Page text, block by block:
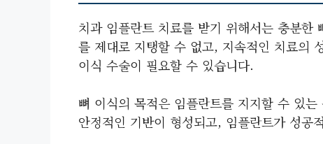
치과 임플란트 치료를 받기 위해서는 충분한
를 제대로 지탱할 수 없고, 지속적인 치료의
이식 수술이 필요할 수 있습니다.
뼈 이식의 목적은 임플란트를 지지할 수 있
안정적인 기반이 형성되고, 임플란트가 성공